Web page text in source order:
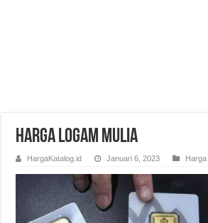
Harga Logam Mulia
HargaKatalog.id Januari 6, 2023 Harga